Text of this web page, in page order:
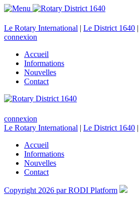
Le Rotary International | Le District 1640 |
connexion
Accueil
Informations
Nouvelles
Contact
connexion
Le Rotary International | Le District 1640 |
Accueil
Informations
Nouvelles
Contact
Copyright 2026 par RODI Platform